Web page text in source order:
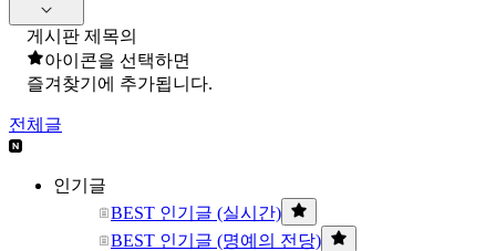
게시판 제목의
아이콘을 선택하면
즐겨찾기에 추가됩니다.
전체글
인기글
BEST 인기글 (실시간)
BEST 인기글 (명예의 전당)